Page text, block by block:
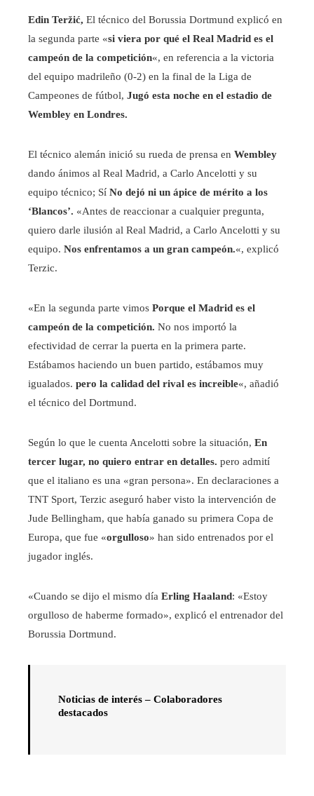
Edin Teržić, El técnico del Borussia Dortmund explicó en
la segunda parte «si viera por qué el Real Madrid es el
campeón de la competición«, en referencia a la victoria
del equipo madrileño (0-2) en la final de la Liga de
Campeones de fútbol, Jugó esta noche en el estadio de
Wembley en Londres.
El técnico alemán inició su rueda de prensa en Wembley
dando ánimos al Real Madrid, a Carlo Ancelotti y su
equipo técnico; Sí No dejó ni un ápice de mérito a los
‘Blancos’. «Antes de reaccionar a cualquier pregunta,
quiero darle ilusión al Real Madrid, a Carlo Ancelotti y su
equipo. Nos enfrentamos a un gran campeón.«, explicó
Terzic.
«En la segunda parte vimos Porque el Madrid es el
campeón de la competición. No nos importó la
efectividad de cerrar la puerta en la primera parte.
Estábamos haciendo un buen partido, estábamos muy
igualados. pero la calidad del rival es increible«, añadió
el técnico del Dortmund.
Según lo que le cuenta Ancelotti sobre la situación, En
tercer lugar, no quiero entrar en detalles. pero admití
que el italiano es una «gran persona». En declaraciones a
TNT Sport, Terzic aseguró haber visto la intervención de
Jude Bellingham, que había ganado su primera Copa de
Europa, que fue «orgulloso» han sido entrenados por el
jugador inglés.
«Cuando se dijo el mismo día Erling Haaland: «Estoy
orgulloso de haberme formado», explicó el entrenador del
Borussia Dortmund.
Noticias de interés – Colaboradores
destacados